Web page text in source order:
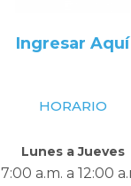
Ingresar Aquí
HORARIO
Lunes a Jueves
7:00 a.m. a 12:00